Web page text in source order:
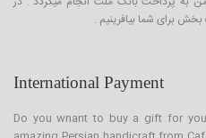
برای شما بیافرینیم .
International Payment
Do you wnant to buy a gift for